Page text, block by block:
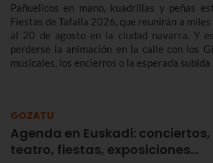
Pañuelicos en mano, kuadrillas y peñas
Fiestas de Tafalla 2026, que reunirán a
al 20 de agosto en la ciudad navarra. Y
perderse la animación en la calle con los
musicales, los encierros o la esperada subida
GOZATU
Agenda en Euskadi:
teatro, fiestas, exposiciones…